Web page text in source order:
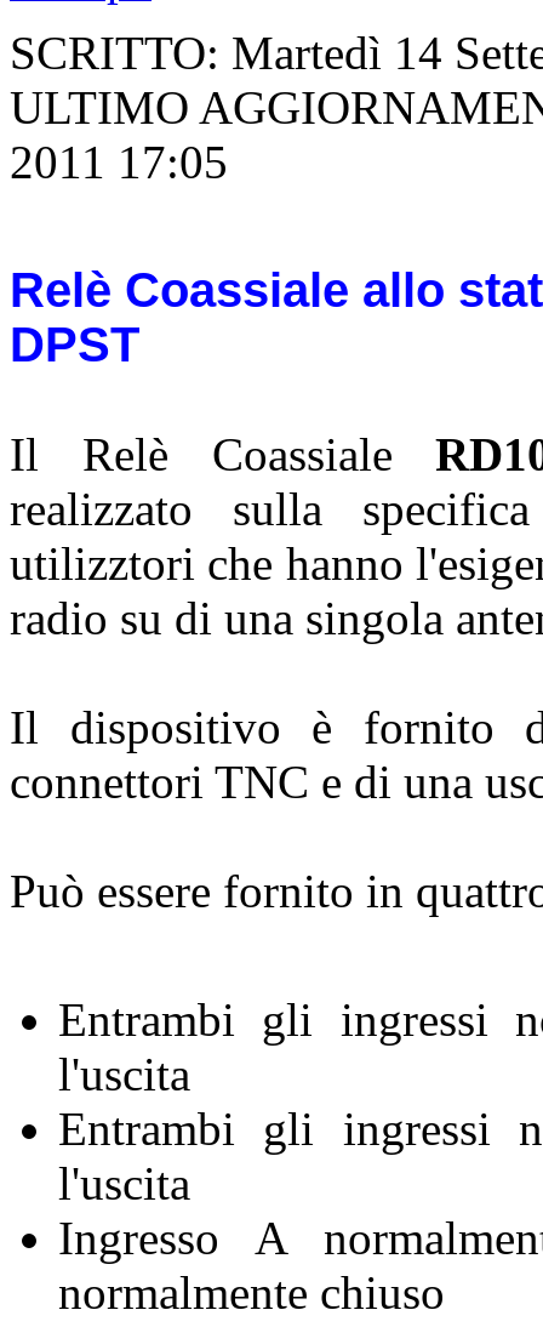
SCRITTO: Martedì 14
ULTIMO
2011 17:05
Relè Coassiale allo
DPST
Il Relè Coassiale
realizzato sulla
utilizztori che hanno
radio su di una singola
Il dispositivo è
connettori TNC e di una
Può essere fornito in
Entrambi gli ingressi
l'uscita
Entrambi gli ingressi
l'uscita
Ingresso A
normalmente chiuso